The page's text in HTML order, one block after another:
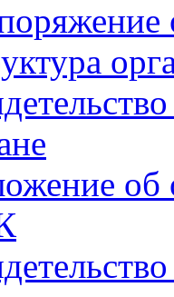
об